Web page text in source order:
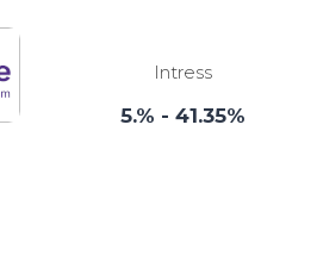
Intress
5.% - 41.35%